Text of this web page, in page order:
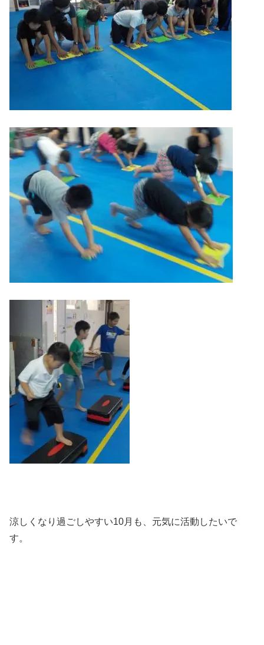
涼しくなり過ごしやすい10月も、元気に活動したいで
す。